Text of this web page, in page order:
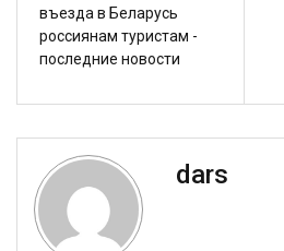
въезда в Беларусь
россиянам туристам -
последние новости
dars